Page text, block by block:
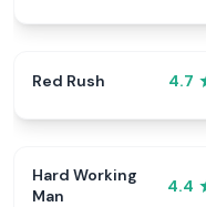
Red Rush 4.7
Hard Working
Man
4.4